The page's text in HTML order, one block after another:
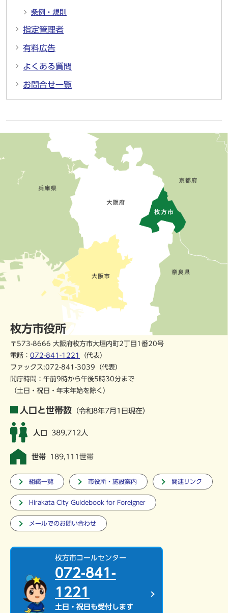
条例・規則
指定管理者
有料広告
よくある質問
お問合せ一覧
枚方市役所
〒573-8666 大阪府枚方市大垣内町2丁目1番20号
電話： 072-841-1221
（代表）
ファックス:072-841-3039（代表）
開庁時間：午前9時から午後5時30分まで
（土日・祝日・年末年始を除く）
人口と世帯数 （令和8年7月1日現在）
人口 389,712人
世帯 189,111世帯
組織一覧 市役所・施設案内 関連リンク
Hirakata City Guidebook for Foreigner
メールでのお問い合わせ
枚方市コールセンター
072-841-
1221
土日・祝日も受付します